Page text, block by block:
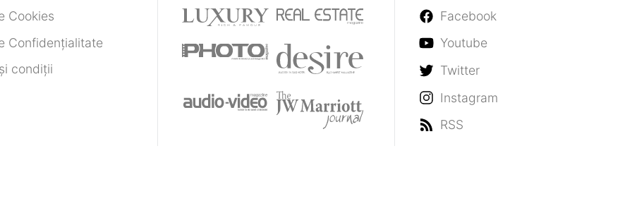
Cookies
Confidențialitate
condiții
Facebook
Youtube
Twitter
Instagram
RSS